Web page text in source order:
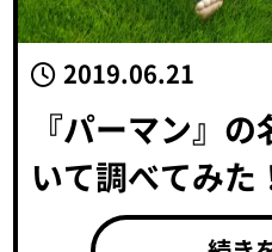
2019.06.21
『パーマン』
いて調べてみた